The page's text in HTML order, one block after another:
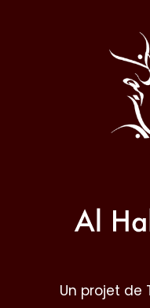
Halqa
Un projet de